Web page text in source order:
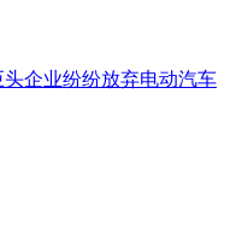
企业纷纷放弃电动汽车